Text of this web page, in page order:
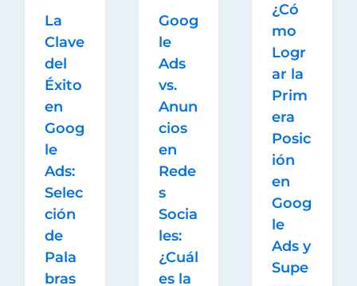
Ruiz
La
Clave
del
Éxito
en
Goog
le
Ads:
Selec
ción
de
Pala
bras
Goog
le
Ads
vs.
Anun
cios
en
Rede
s
Socia
les:
¿Cuál
es la
¿Có
mo
Logr
ar la
Prim
era
Posic
ión
en
Goog
le
Ads y
Supe